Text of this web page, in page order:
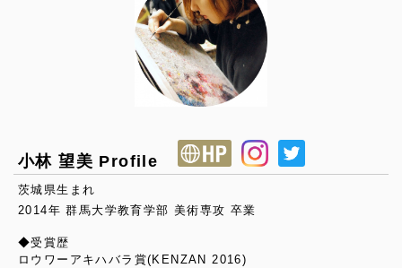
小林 望美 Profile
茨城県生まれ
2014年 群馬大学教育学部 美術専攻 卒業
◆受賞歴
ロウワーアキハバラ賞(KENZAN 2016)